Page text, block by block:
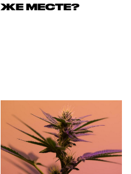
ЖЕ МЕСТЕ?